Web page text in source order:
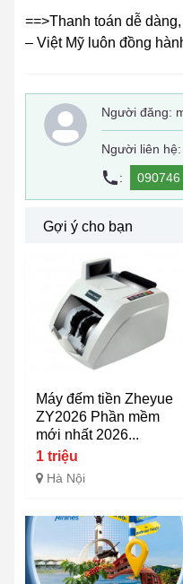
==>Thanh toán dễ
– Việt Mỹ luôn đồng
Người đăng:
Người liên
:
090746
Gợi ý cho bạn
Máy đếm tiền Zheyue
ZY2026 Phần mềm
mới nhất 2026...
1 triệu
Hà Nội